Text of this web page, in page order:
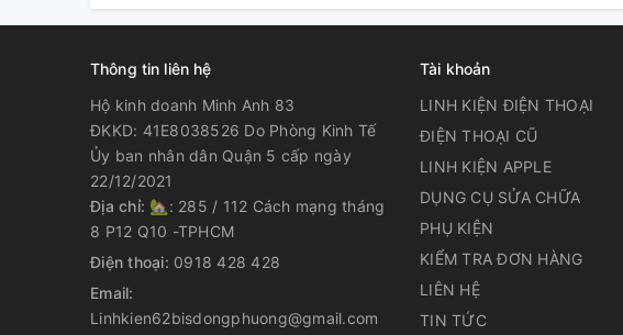
Thông tin liên hệ
Hộ kinh doanh Minh Anh 83
ĐKKD: 41E8038526 Do Phòng Kinh Tế
Ủy ban nhân dân Quận 5 cấp ngày
22/12/2021
Địa chỉ: 🏡: 285 / 112 Cách mạng tháng
8 P12 Q10 -TPHCM
Điện thoại: 0918 428 428
Email:
Linhkien62bisdongphuong@gmail.com
Tài khoản
LINH KIỆN ĐIỆN THOẠI
ĐIỆN THOẠI CŨ
LINH KIỆN APPLE
DỤNG CỤ SỬA CHỮA
PHỤ KIỆN
KIỂM TRA ĐƠN HÀNG
LIÊN HỆ
TIN TỨC